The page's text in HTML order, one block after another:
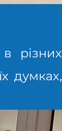
різних
думках,